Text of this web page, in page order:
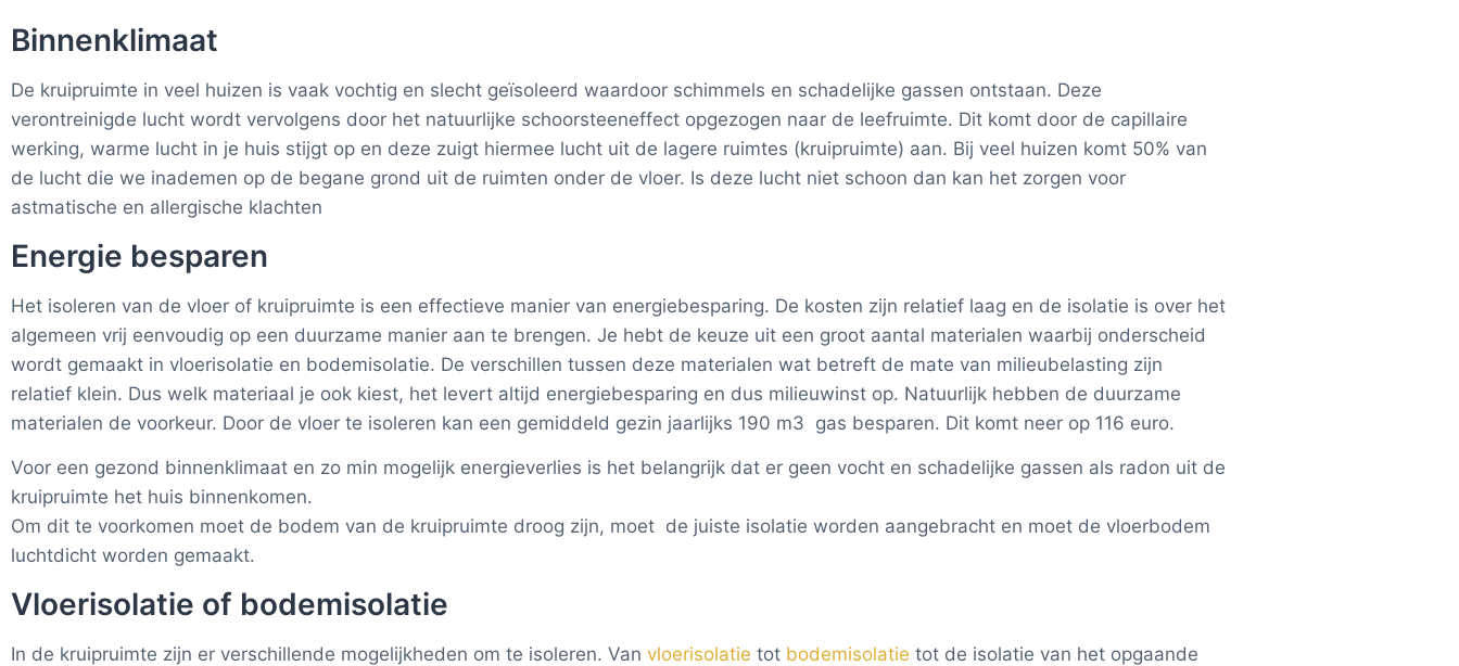
Binnenklimaat
De kruipruimte in veel huizen is vaak vochtig en slecht geïsoleerd waardoor schimmels en schadelijke gassen ontstaan. Deze
verontreinigde lucht wordt vervolgens door het natuurlijke schoorsteeneffect opgezogen naar de leefruimte. Dit komt door de capillaire
werking, warme lucht in je huis stijgt op en deze zuigt hiermee lucht uit de lagere ruimtes (kruipruimte) aan. Bij veel huizen komt 50% van
de lucht die we inademen op de begane grond uit de ruimten onder de vloer. Is deze lucht niet schoon dan kan het zorgen voor
astmatische en allergische klachten
Energie besparen
Het isoleren van de vloer of kruipruimte is een effectieve manier van energiebesparing. De kosten zijn relatief laag en de isolatie is over het
algemeen vrij eenvoudig op een duurzame manier aan te brengen. Je hebt de keuze uit een groot aantal materialen waarbij onderscheid
wordt gemaakt in vloerisolatie en bodemisolatie. De verschillen tussen deze materialen wat betreft de mate van milieubelasting zijn
relatief klein. Dus welk materiaal je ook kiest, het levert altijd energiebesparing en dus milieuwinst op. Natuurlijk hebben de duurzame
materialen de voorkeur. Door de vloer te isoleren kan een gemiddeld gezin jaarlijks 190 m3 gas besparen. Dit komt neer op 116 euro.
Voor een gezond binnenklimaat en zo min mogelijk energieverlies is het belangrijk dat er geen vocht en schadelijke gassen als radon uit de
kruipruimte het huis binnenkomen.
Om dit te voorkomen moet de bodem van de kruipruimte droog zijn, moet de juiste isolatie worden aangebracht en moet de vloerbodem
luchtdicht worden gemaakt.
Vloerisolatie of bodemisolatie
In de kruipruimte zijn er verschillende mogelijkheden om te isoleren. Van vloerisolatie tot bodemisolatie tot de isolatie van het opgaande